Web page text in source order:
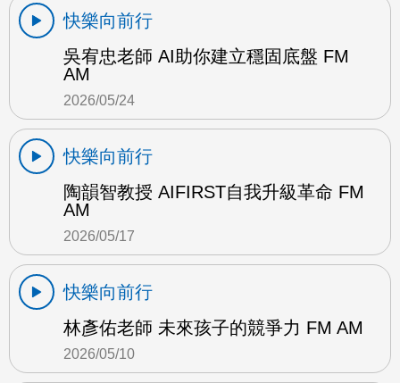
快樂向前行
吳宥忠老師 AI助你建立穩固底盤 FM
AM
2026/05/24
快樂向前行
陶韻智教授 AIFIRST自我升級革命 FM
AM
2026/05/17
快樂向前行
林彥佑老師 未來孩子的競爭力 FM AM
2026/05/10